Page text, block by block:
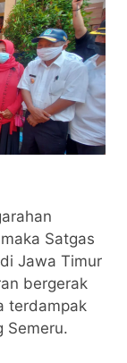
Satgas
Jawa Timur
bergerak
terdampak
Semeru.